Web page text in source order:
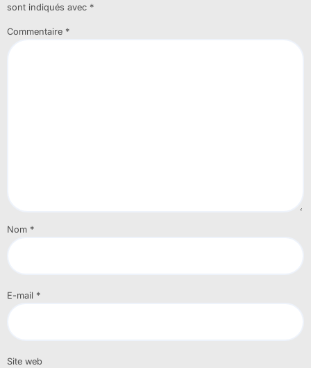
sont indiqués avec *
Commentaire *
Nom *
E-mail *
Site web